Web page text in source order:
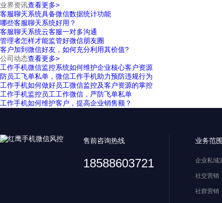
业界资讯查看更多>
客服聊天系统具备微信数据统计功能
哪些客服聊天系统好用？
客服聊天系统云客服一对多沟通
管理者怎样才能监管好微信朋友圈
客户加到微信好友，如何充分利用其价值?
公司动态查看更多>
工作手机微信监控系统如何维护企业核心客户资源
防员工飞单私单，微信工作手机助力预防违规行为
工作手机如何做好员工微信监控及客户资源的掌控
工作手机监控员工工作微信，严防飞单私单
工作手机如何维护客户，提高企业销售额？
售前咨询热线
18588603721
业务范
企业私域
社交营销
社群营销